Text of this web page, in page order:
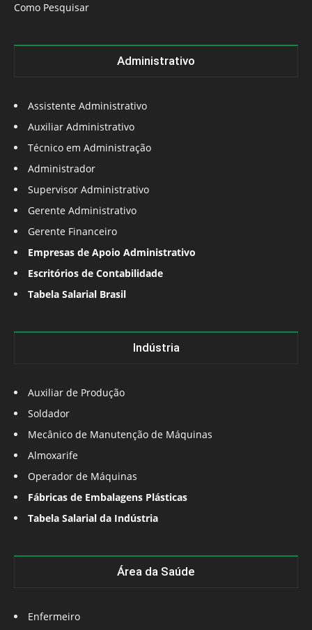
Como Pesquisar
Administrativo
Assistente Administrativo
Auxiliar Administrativo
Técnico em Administração
Administrador
Supervisor Administrativo
Gerente Administrativo
Gerente Financeiro
Empresas de Apoio Administrativo
Escritórios de Contabilidade
Tabela Salarial Brasil
Indústria
Auxiliar de Produção
Soldador
Mecânico de Manutenção de Máquinas
Almoxarife
Operador de Máquinas
Fábricas de Embalagens Plásticas
Tabela Salarial da Indústria
Área da Saúde
Enfermeiro